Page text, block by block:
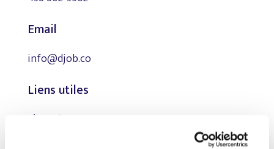
Email
info@djob.co
Liens utiles
S’inscrire